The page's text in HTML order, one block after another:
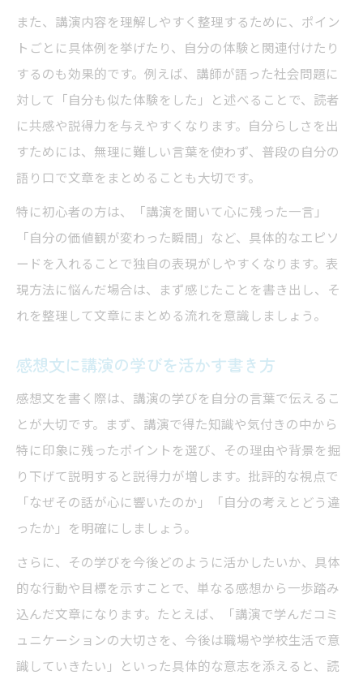
また、講演内容を理解しやすく整理するために、ポイン
トごとに具体例を挙げたり、自分の体験と関連付けたり
するのも効果的です。例えば、講師が語った社会問題に
対して「自分も似た体験をした」と述べることで、読者
に共感や説得力を与えやすくなります。自分らしさを出
すためには、無理に難しい言葉を使わず、普段の自分の
語り口で文章をまとめることも大切です。
特に初心者の方は、「講演を聞いて心に残った一言」
「自分の価値観が変わった瞬間」など、具体的なエピソ
ードを入れることで独自の表現がしやすくなります。表
現方法に悩んだ場合は、まず感じたことを書き出し、そ
れを整理して文章にまとめる流れを意識しましょう。
感想文に講演の学びを活かす書き方
感想文を書く際は、講演の学びを自分の言葉で伝えるこ
とが大切です。まず、講演で得た知識や気付きの中から
特に印象に残ったポイントを選び、その理由や背景を掘
り下げて説明すると説得力が増します。批評的な視点で
「なぜその話が心に響いたのか」「自分の考えとどう違
ったか」を明確にしましょう。
さらに、その学びを今後どのように活かしたいか、具体
的な行動や目標を示すことで、単なる感想から一歩踏み
込んだ文章になります。たとえば、「講演で学んだコミ
ュニケーションの大切さを、今後は職場や学校生活で意
識していきたい」といった具体的な意志を添えると、読